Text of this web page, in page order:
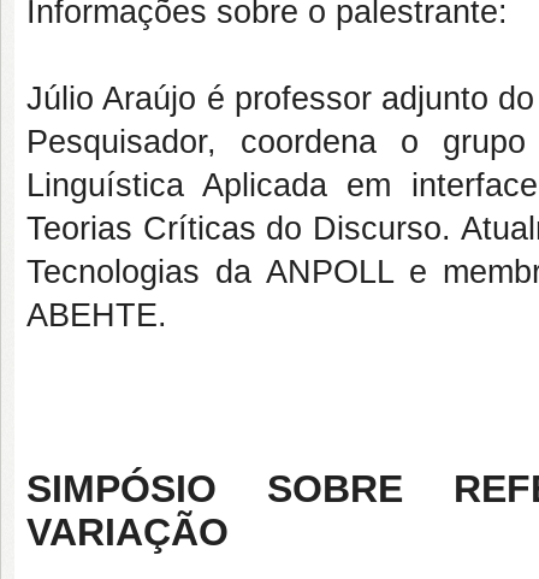
Informações sobre o palestrante:
Júlio Araújo é professor adjunto
Pesquisador, coordena o
Linguística Aplicada em
Teorias Críticas do Discurso.
Tecnologias da ANPOLL e
ABEHTE.
SIMPÓSIO SOBRE
VARIAÇÃO